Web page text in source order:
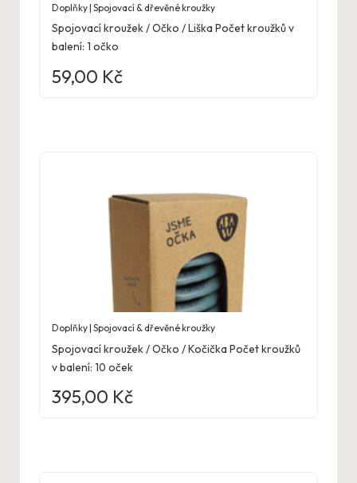
Doplňky | Spojovací & dřevěné kroužky
Spojovací kroužek / Očko / Liška Počet kroužků v
balení: 1 očko
59,00 Kč
Doplňky | Spojovací & dřevěné kroužky
Spojovací kroužek / Očko / Kočička Počet kroužků
v balení: 10 oček
395,00 Kč